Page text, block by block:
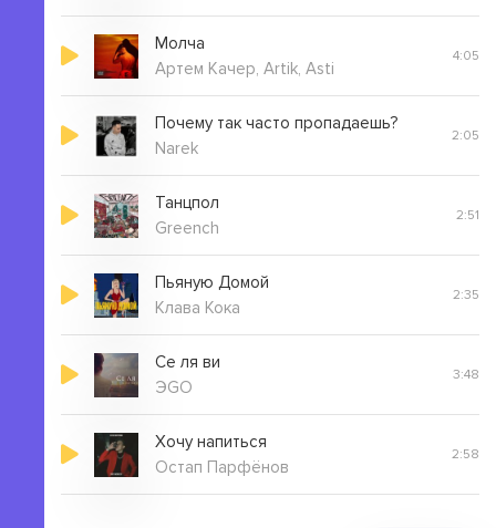
Молча
Артем Качер, Artik, Asti
4:05
Почему так часто пропадаешь?
Narek
2:05
Танцпол
Greench
2:51
Пьяную Домой
Клава Кока
2:35
Се ля ви
ЭGO
3:48
Хочу напиться
Остап Парфёнов
2:58